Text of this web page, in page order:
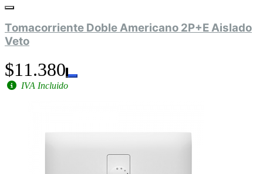
Tomacorriente Doble Americano 2P+E Aislado
Veto
$11.380
IVA Incluido